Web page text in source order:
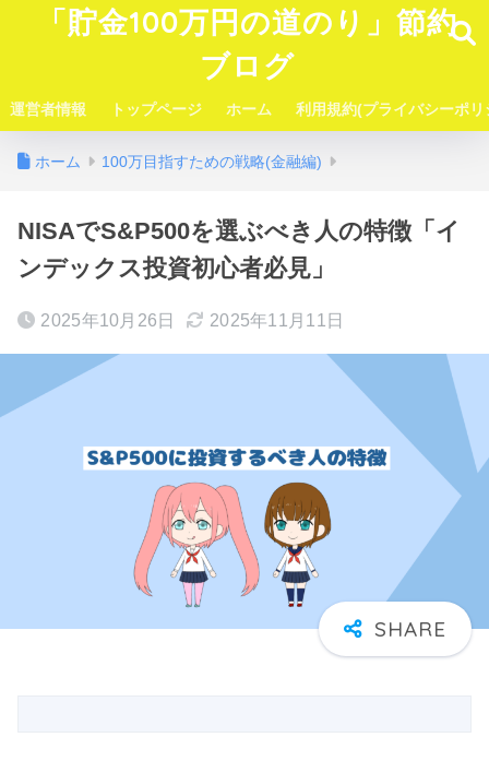
「貯金100万円の道のり」節約
ブログ
運営者情報 トップページ ホーム 利用規約(プライバシーポリ
ホーム 100万目指すための戦略(金融編)
NISAでS&P500を選ぶべき人の特徴「イ
ンデックス投資初心者必見」
2025年10月26日 2025年11月11日